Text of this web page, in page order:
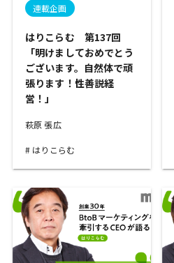
連載企画
はりこらむ 第137回
「明けましておめでとう
ございます。自然体で頑
張ります！性善説経
営！」
萩原 張広
はりこらむ